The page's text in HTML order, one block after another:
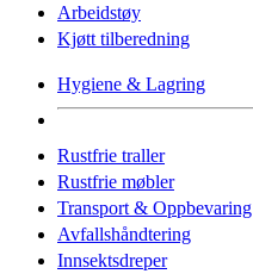
Arbeidstøy
Kjøtt tilberedning
Hygiene & Lagring
Rustfrie traller
Rustfrie møbler
Transport & Oppbevaring
Avfallshåndtering
Innsektsdreper